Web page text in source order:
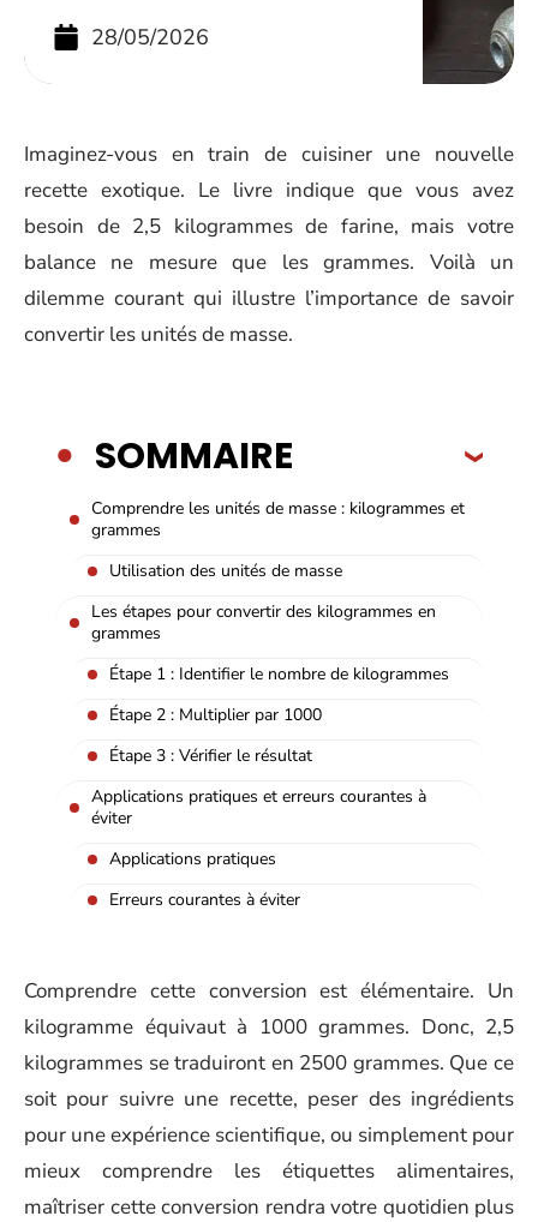
28/05/2026
Imaginez-vous en train de cuisiner une nouvelle
recette exotique. Le livre indique que vous avez
besoin de 2,5 kilogrammes de farine, mais votre
balance ne mesure que les grammes. Voilà un
dilemme courant qui illustre l’importance de savoir
convertir les unités de masse.
SOMMAIRE
Comprendre les unités de masse : kilogrammes et
grammes
Utilisation des unités de masse
Les étapes pour convertir des kilogrammes en
grammes
Étape 1 : Identifier le nombre de kilogrammes
Étape 2 : Multiplier par 1000
Étape 3 : Vérifier le résultat
Applications pratiques et erreurs courantes à
éviter
Applications pratiques
Erreurs courantes à éviter
Comprendre cette conversion est élémentaire. Un
kilogramme équivaut à 1000 grammes. Donc, 2,5
kilogrammes se traduiront en 2500 grammes. Que ce
soit pour suivre une recette, peser des ingrédients
pour une expérience scientifique, ou simplement pour
mieux comprendre les étiquettes alimentaires,
maîtriser cette conversion rendra votre quotidien plus